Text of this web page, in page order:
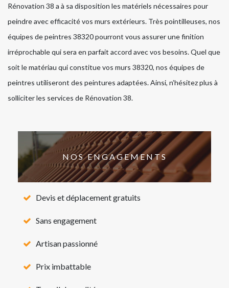
Rénovation 38 a à sa disposition les matériels nécessaires pour
peindre avec efficacité vos murs extérieurs. Très pointilleuses, nos
équipes de peintres 38320 pourront vous assurer une finition
irréprochable qui sera en parfait accord avec vos besoins. Quel que
soit le matériau qui constitue vos murs 38320, nos équipes de
peintres utiliseront des peintures adaptées. Ainsi, n’hésitez plus à
solliciter les services de Rénovation 38.
NOS ENGAGEMENTS
Devis et déplacement gratuits
Sans engagement
Artisan passionné
Prix imbattable